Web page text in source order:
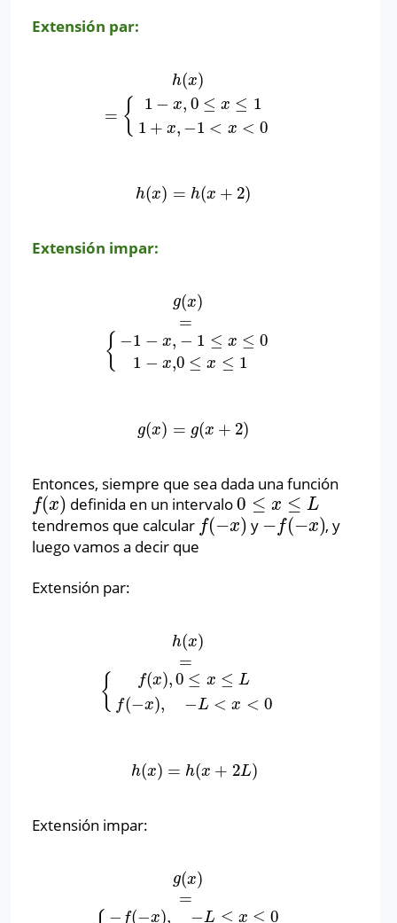
Extensión par:
h(x)
= { 1 − x, 0 ≤ x ≤ 1
1 + x, −1 < x < 0
≤x≤11
h(x) = h(x + 2)
h(x )=h(x+2 )
Extensión impar:
g(x)
=
{ −1 − x,
1 − x,
− 1 ≤ x ≤ 0
0 ≤ x ≤ 1
−1≤x≤
g(x) = g(x + 2)
g(x )=g (x+2 )
Entonces, siempre que sea dada una función
f(x)
f(x) definida en un intervalo0 ≤ x ≤ L
0 ≤x≤L
tendremos que calcular f(−x)
f(−x) y − f(−x)
−f (−x)
, y
luego vamos a decir que
Extensión par:
h(x)
=
{ f(x),0 ≤ x ≤ L
f(−x), −L < x < 0
≤x≤Lf(
h(x) = h(x + 2L)
h(x)= h(x+2 L)
Extensión impar:
g(x)
=
− f(−x), −L ≤ x ≤ 0
−L≤x≤